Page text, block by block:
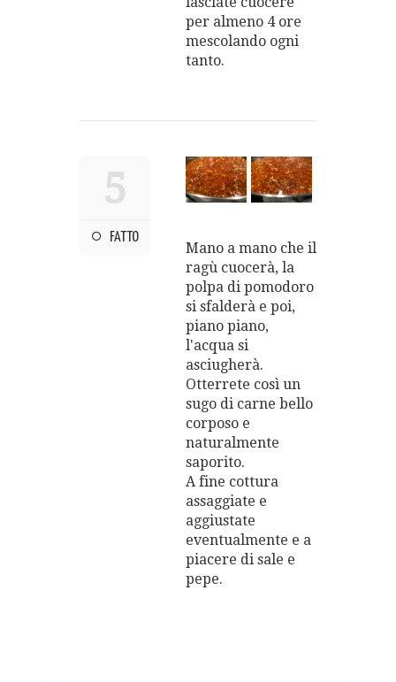
per almeno 4 ore
mescolando ogni
tanto.
5
FATTO
Mano a mano che il
ragù cuocerà, la
polpa di pomodoro
si sfalderà e poi,
piano piano,
l'acqua si
asciugherà.
Otterrete così un
sugo di carne bello
corposo e
naturalmente
saporito.
A fine cottura
assaggiate e
aggiustate
eventualmente e a
piacere di sale e
pepe.